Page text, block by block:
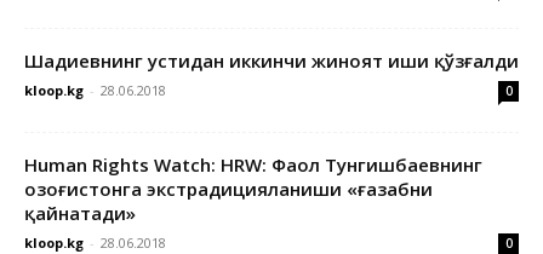
Шадиевнинг устидан иккинчи жиноят иши қўзғалди
kloop.kg - 28.06.2018 0
Human Rights Watch: HRW: Фаол Тунгишбаевнинг
Қозоғистонга экстрадицияланиши «ғазабни
қайнатади»
kloop.kg - 28.06.2018 0